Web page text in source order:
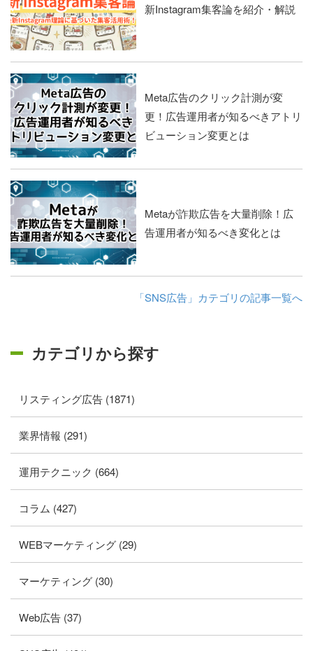
新Instagram集客論を紹介・解説
Meta広告のクリック計測が変
更！広告運用者が知るべきアトリ
ビューション変更とは
Metaが詐欺広告を大量削除！広
告運用者が知るべき変化とは
「SNS広告」カテゴリの記事一覧へ
カテゴリから探す
リスティング広告 (1871)
業界情報 (291)
運用テクニック (664)
コラム (427)
WEBマーケティング (29)
マーケティング (30)
Web広告 (37)